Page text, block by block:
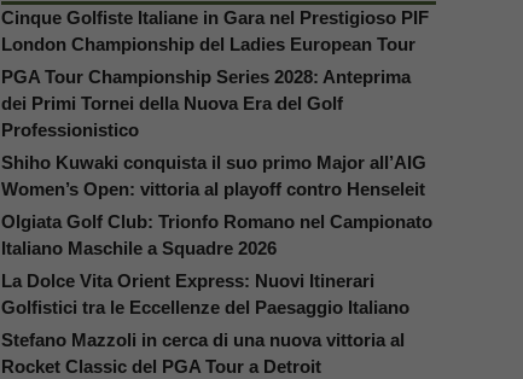
Cinque Golfiste Italiane in Gara nel Prestigioso PIF
London Championship del Ladies European Tour
PGA Tour Championship Series 2028: Anteprima
dei Primi Tornei della Nuova Era del Golf
Professionistico
Shiho Kuwaki conquista il suo primo Major all’AIG
Women’s Open: vittoria al playoff contro Henseleit
Olgiata Golf Club: Trionfo Romano nel Campionato
Italiano Maschile a Squadre 2026
La Dolce Vita Orient Express: Nuovi Itinerari
Golfistici tra le Eccellenze del Paesaggio Italiano
Stefano Mazzoli in cerca di una nuova vittoria al
Rocket Classic del PGA Tour a Detroit